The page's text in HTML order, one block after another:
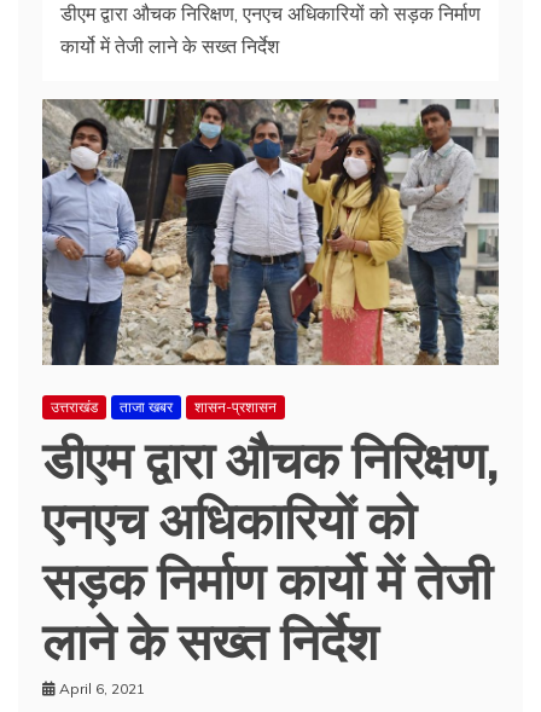
डीएम द्वारा औचक निरिक्षण, एनएच अधिकारियों को सड़क निर्माण
कार्यो में तेजी लाने के सख्त निर्देश
उत्तराखंड ताजा खबर शासन-प्रशासन
डीएम द्वारा औचक निरिक्षण,
एनएच अधिकारियों को
सड़क निर्माण कार्यो में तेजी
लाने के सख्त निर्देश
April 6, 2021